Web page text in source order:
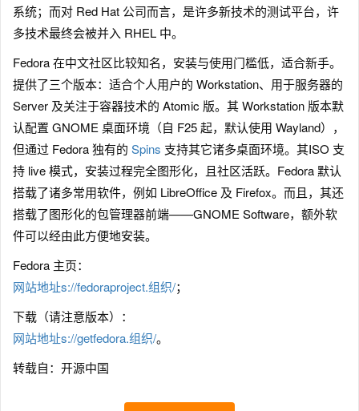
系统；而对 Red Hat 公司而言，是许多新技术的测试平台，许
多技术最终会被并入 RHEL 中。
Fedora 在中文社区比较知名，安装与使用门槛低，适合新手。
提供了三个版本：适合个人用户的 Workstation、用于服务器的
Server 及关注于容器技术的 Atomic 版。其 Workstation 版本默
认配置 GNOME 桌面环境（自 F25 起，默认使用 Wayland），
但通过 Fedora 独有的 Spins 支持其它诸多桌面环境。其ISO 支
持 live 模式，安装过程完全图形化，且社区活跃。Fedora 默认
搭载了诸多常用软件，例如 LibreOffice 及 Firefox。而且，其还
搭载了图形化的包管理器前端——GNOME Software，额外软
件可以经由此方便地安装。
Fedora 主页：
网站地址s://fedoraproject.组织/；
下载（请注意版本）：
网站地址s://getfedora.组织/。
转载自：开源中国